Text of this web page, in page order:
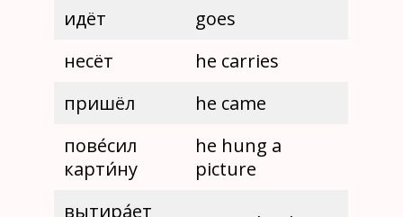
идёт
goes
несёт
he carries
пришёл
he came
пове́сил
карти́ну
he hung a
picture
вытира́ет